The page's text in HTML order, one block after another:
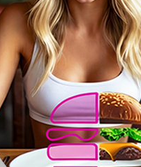
прошло 5 месяцев: как
РОДОВ